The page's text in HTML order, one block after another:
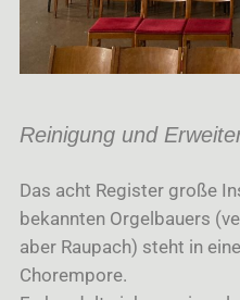
Reinigung und
Das acht Register große
bekannten Orgelbauers
aber Raupach) steht in
Chorempore.